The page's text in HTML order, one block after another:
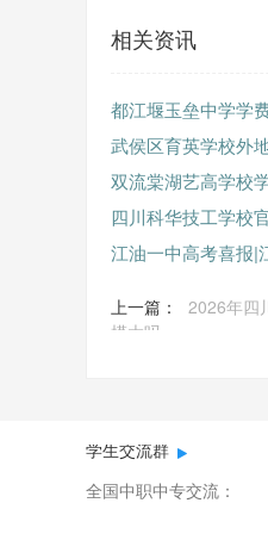
相关资讯
都江堰玉垒中学学
武侯区育英学校外
双流棠湖艺高学校
四川科华技工学校
江油一中高考喜报|
上一篇：
2026年四
模大吗
学生交流群
全国中职中专交流：